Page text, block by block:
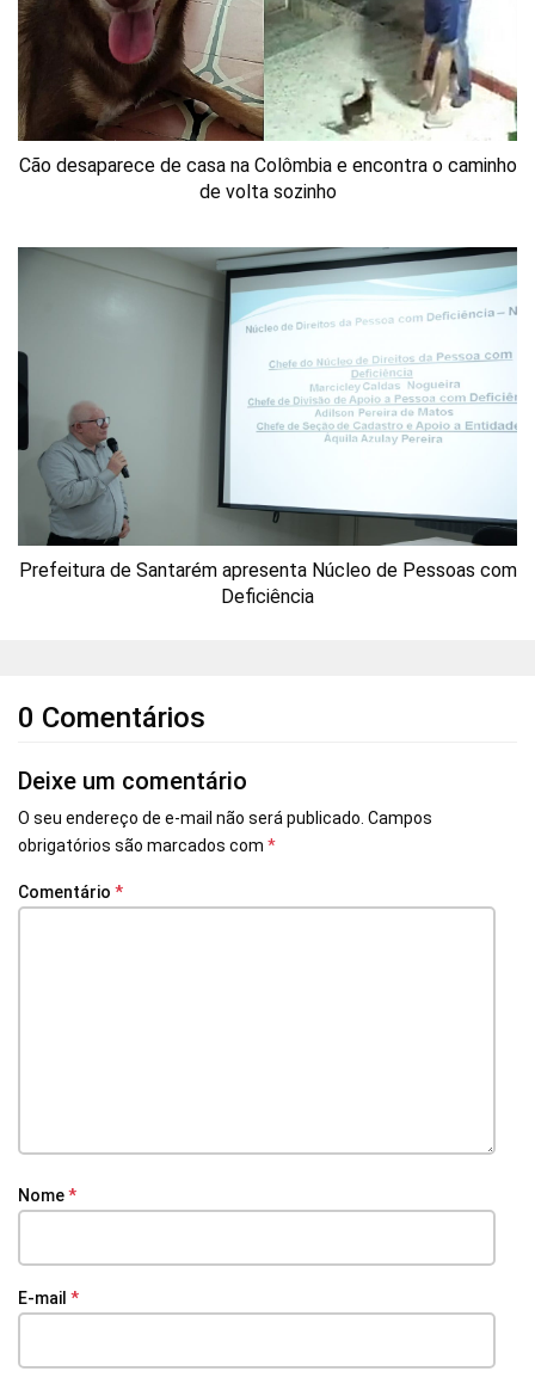
Cão desaparece de casa na Colômbia e encontra o caminho
de volta sozinho
Prefeitura de Santarém apresenta Núcleo de Pessoas com
Deficiência
0 Comentários
Deixe um comentário
O seu endereço de e-mail não será publicado. Campos
obrigatórios são marcados com *
Comentário *
Nome*
E-mail *